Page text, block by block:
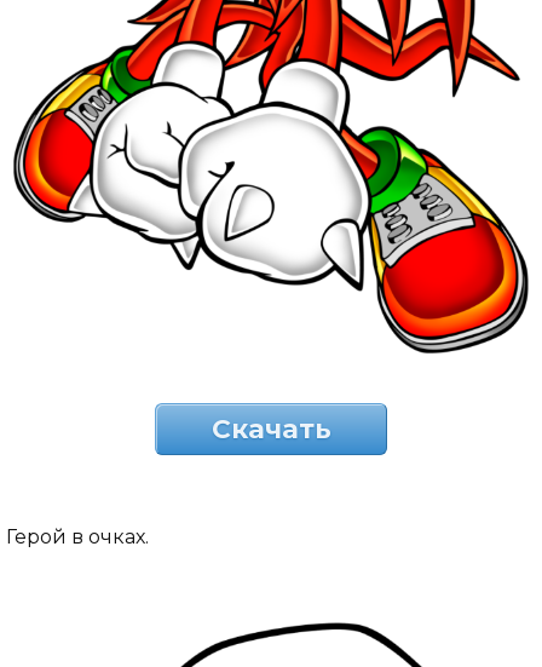
Скачать
Герой в очках.